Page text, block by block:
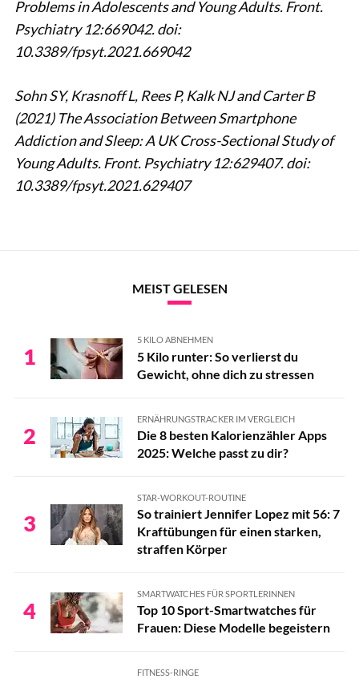
Problems in Adolescents and Young Adults. Front.
Psychiatry 12:669042. doi:
10.3389/fpsyt.2021.669042
Sohn SY, Krasnoff L, Rees P, Kalk NJ and Carter B
(2021) The Association Between Smartphone
Addiction and Sleep: A UK Cross-Sectional Study of
Young Adults. Front. Psychiatry 12:629407. doi:
10.3389/fpsyt.2021.629407
MEIST GELESEN
1
5 KILO ABNEHMEN
5 Kilo runter: So verlierst du
Gewicht, ohne dich zu stressen
2
ERNÄHRUNGSTRACKER IM VERGLEICH
Die 8 besten Kalorienzähler Apps
2025: Welche passt zu dir?
3
STAR-WORKOUT-ROUTINE
So trainiert Jennifer Lopez mit 56: 7
Kraftübungen für einen starken,
straffen Körper
4
SMARTWATCHES FÜR SPORTLERINNEN
Top 10 Sport-Smartwatches für
Frauen: Diese Modelle begeistern
FITNESS-RINGE